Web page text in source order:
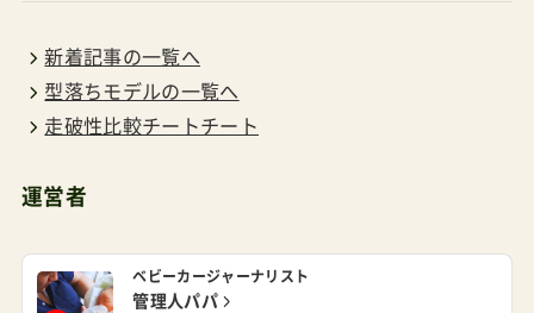
2021年3月1日発売（アルミ2021年モデル）2022年2
月21日発売（2022年モデル）2023年2月15日発売
（カーボン2023年モデル）2024年2月9日発売（カー
ブラウン／モスグリーン）2025年2月14日発売（カ
月28日発売コヤ2023年9月13日オルフェオ2023年
新着記事の一覧へ
型落ちモデルの一覧へ
走破性比較チートチート
運営者
ベビーカージャーナリスト
管理人パパ